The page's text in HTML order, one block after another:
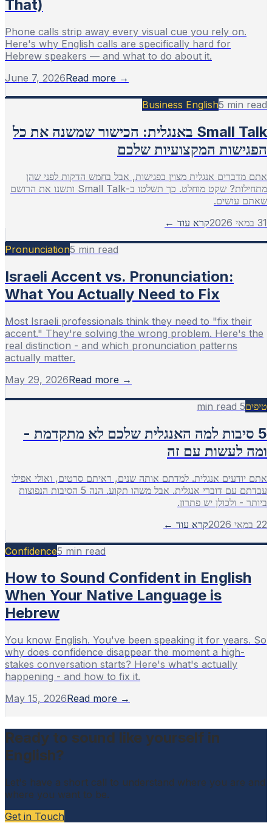
That)
Phone calls strip away every visual cue you rely on.
Here's why English calls are specifically hard for
Hebrew speakers — and what to do about it.
June 7, 2026Read more →
Business English5 min read
Small Talk באנגלית: הכישור שמשנה את כל
הפגישות המקצועיות שלכם
אתם מדברים אנגלית מצוין בפגישות, אבל בחמש הדקות לפני שהן
מתחילות? שקט מוחלט. כך תשלטו ב-Small Talk ותשנו את הרושם
שאתם עושים.
31 במאי 2026
קרא עוד ←
Pronunciation5 min read
Israeli Accent vs. Pronunciation:
What You Actually Need to Fix
Most Israeli professionals think they need to "fix their
accent." They're solving the wrong problem. Here's the
real distinction - and which pronunciation patterns
actually matter.
May 29, 2026Read more →
טיפים5
5 סיבות למה האנגלית שלכם לא מתקדמת -
ומה לעשות עם זה
אתם יודעים אנגלית. למדתם אותה שנים, ראיתם סרטים, ואולי אפילו
עבדתם עם דוברי אנגלית. אבל משהו תקוע. הנה 5 הסיבות הנפוצות
ביותר - ולכולן יש פתרון.
22 במאי 2026
קרא עוד ←
Confidence5 min read
How to Sound Confident in English
When Your Native Language is
Hebrew
You know English. You've been speaking it for years. So
why does confidence disappear the moment a high-
stakes conversation starts? Here's what's actually
happening - and how to fix it.
May 15, 2026Read more →
Ready to sound like yourself in
English?
Let's have a short call to understand where you are and
where you want to be.
Get in Touch